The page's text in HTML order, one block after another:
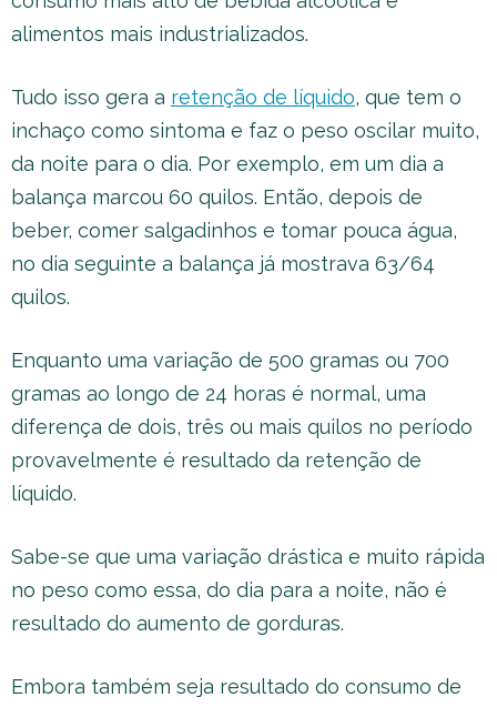
alimentos mais industrializados.
Tudo isso gera a retenção de líquido, que tem o
inchaço como sintoma e faz o peso oscilar muito,
da noite para o dia. Por exemplo, em um dia a
balança marcou 60 quilos. Então, depois de
beber, comer salgadinhos e tomar pouca água,
no dia seguinte a balança já mostrava 63/64
quilos.
Enquanto uma variação de 500 gramas ou 700
gramas ao longo de 24 horas é normal, uma
diferença de dois, três ou mais quilos no período
provavelmente é resultado da retenção de
líquido.
Sabe-se que uma variação drástica e muito rápida
no peso como essa, do dia para a noite, não é
resultado do aumento de gorduras.
Embora também seja resultado do consumo de